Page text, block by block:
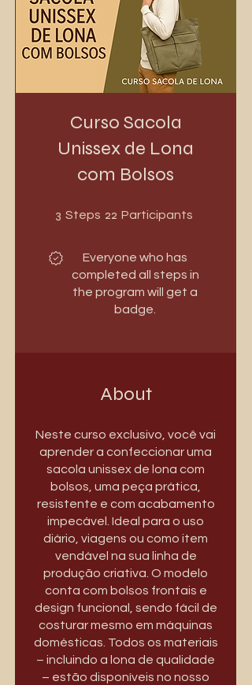
Curso Sacola
Unissex de Lona
com Bolsos
3 Steps 3 Steps
22 Participants
Everyone who has
completed all steps in
the program will get a
badge.
About
Neste curso exclusivo, você vai
aprender a confeccionar uma
sacola unissex de lona com
bolsos, uma peça prática,
resistente e com acabamento
impecável. Ideal para o uso
diário, viagens ou como item
vendável na sua linha de
produção criativa. O modelo
conta com bolsos frontais e
design funcional, sendo fácil de
costurar mesmo em máquinas
domésticas. Todos os materiais
– incluindo a lona de qualidade
– estão disponíveis no nosso